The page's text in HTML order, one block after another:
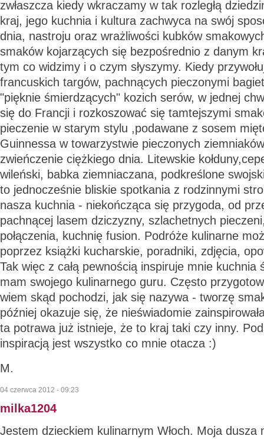
zwłaszcza kiedy wkraczamy w tak rozległą
kraj, jego kuchnia i kultura zachwyca na swój
dnia, nastroju oraz wrażliwości kubków
smaków kojarzących się bezpośrednio z danym
tym co widzimy i o czym słyszymy. Kiedy
francuskich targów, pachnących pieczonymi
"pięknie śmierdzących" kozich serów, w jednej
się do Francji i rozkoszować się tamtejszymi
pieczenie w starym stylu ,podawane z sosem
Guinnessa w towarzystwie pieczonych
zwieńczenie ciężkiego dnia. Litewskie
wileński, babka ziemniaczana, podkreślone
to jednocześnie bliskie spotkania z rodzinnymi
nasza kuchnia - niekończąca się przygoda, od
pachnącej lasem dziczyzny, szlachetnych
połączenia, kuchnię fusion. Podróże kulinarne
poprzez książki kucharskie, poradniki, zdjęcia,
Tak więc z całą pewnością inspiruje mnie
mam swojego kulinarnego guru. Często
wiem skąd pochodzi, jak się nazywa - tworzę
później okazuje się, że nieświadomie
ta potrawa już istnieje, że to kraj taki czy inny.
inspiracją jest wszystko co mnie otacza :)
M.
04 czerwca 2012 - 09:23
milka1204
Jestem dzieckiem kulinarnym Włoch. Moja dusza